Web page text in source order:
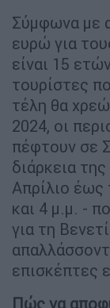
Σύμφωνα με
ευρώ για
είναι 15
τουρίστες
τέλη θα
2024, οι
πέφτουν σε
διάρκεια
Απρίλιο έως
και 4 μ.μ. -
για τη
επισκέπτες
Πώς να